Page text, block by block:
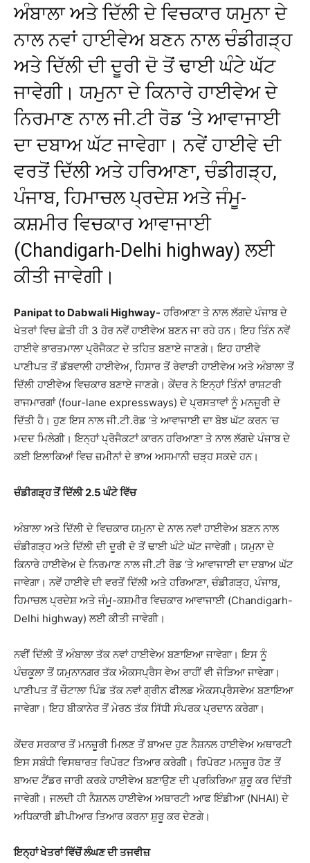
ਅੰਬਾਲਾ ਅਤੇ ਦਿੱਲੀ ਦੇ ਵਿਚਕਾਰ ਯਮੁਨਾ ਦੇ
ਨਾਲ ਨਵਾਂ ਹਾਈਵੇਅ ਬਣਨ ਨਾਲ ਚੰਡੀਗੜ੍ਹ
ਅਤੇ ਦਿੱਲੀ ਦੀ ਦੂਰੀ ਦੋ ਤੋਂ ਢਾਈ ਘੰਟੇ ਘੱਟ
ਜਾਵੇਗੀ। ਯਮੁਨਾ ਦੇ ਕਿਨਾਰੇ ਹਾਈਵੇਅ ਦੇ
ਨਿਰਮਾਣ ਨਾਲ ਜੀ.ਟੀ ਰੋਡ ‘ਤੇ ਆਵਾਜਾਈ
ਦਾ ਦਬਾਅ ਘੱਟ ਜਾਵੇਗਾ। ਨਵੇਂ ਹਾਈਵੇ ਦੀ
ਵਰਤੋਂ ਦਿੱਲੀ ਅਤੇ ਹਰਿਆਣਾ, ਚੰਡੀਗੜ੍ਹ,
ਪੰਜਾਬ, ਹਿਮਾਚਲ ਪ੍ਰਦੇਸ਼ ਅਤੇ ਜੰਮੂ-
ਕਸ਼ਮੀਰ ਵਿਚਕਾਰ ਆਵਾਜਾਈ
(Chandigarh-Delhi highway) ਲਈ
ਕੀਤੀ ਜਾਵੇਗੀ।
Panipat to Dabwali Highway- ਹਰਿਆਣਾ ਤੇ ਨਾਲ ਲੱਗਦੇ ਪੰਜਾਬ ਦੇ
ਖੇਤਰਾਂ ਵਿਚ ਛੇਤੀ ਹੀ 3 ਹੋਰ ਨਵੇਂ ਹਾਈਵੇਅ ਬਣਨ ਜਾ ਰਹੇ ਹਨ। ਇਹ ਤਿੰਨ ਨਵੇਂ
ਹਾਈਵੇ ਭਾਰਤਮਾਲਾ ਪ੍ਰੋਜੈਕਟ ਦੇ ਤਹਿਤ ਬਣਾਏ ਜਾਣਗੇ। ਇਹ ਹਾਈਵੇ
ਪਾਣੀਪਤ ਤੋਂ ਡੱਬਵਾਲੀ ਹਾਈਵੇਅ, ਹਿਸਾਰ ਤੋਂ ਰੇਵਾੜੀ ਹਾਈਵੇਅ ਅਤੇ ਅੰਬਾਲਾ ਤੋਂ
ਦਿੱਲੀ ਹਾਈਵੇਅ ਵਿਚਕਾਰ ਬਣਾਏ ਜਾਣਗੇ। ਕੇਂਦਰ ਨੇ ਇਨ੍ਹਾਂ ਤਿੰਨਾਂ ਰਾਸ਼ਟਰੀ
ਰਾਜਮਾਰਗਾਂ (four-lane expressways) ਦੇ ਪ੍ਰਸਤਾਵਾਂ ਨੂੰ ਮਨਜ਼ੂਰੀ ਦੇ
ਦਿੱਤੀ ਹੈ। ਹੁਣ ਇਸ ਨਾਲ ਜੀ.ਟੀ.ਰੋਡ ‘ਤੇ ਆਵਾਜਾਈ ਦਾ ਬੋਝ ਘੱਟ ਕਰਨ ‘ਚ
ਮਦਦ ਮਿਲੇਗੀ। ਇਨ੍ਹਾਂ ਪ੍ਰੋਜੈਕਟਾਂ ਕਾਰਨ ਹਰਿਆਣਾ ਤੇ ਨਾਲ ਲੱਗਦੇ ਪੰਜਾਬ ਦੇ
ਕਈ ਇਲਾਕਿਆਂ ਵਿਚ ਜ਼ਮੀਨਾਂ ਦੇ ਭਾਅ ਅਸਮਾਨੀ ਚੜ੍ਹ ਸਕਦੇ ਹਨ।
ਚੰਡੀਗੜ੍ਹ ਤੋਂ ਦਿੱਲੀ 2.5 ਘੰਟੇ ਵਿੱਚ
ਅੰਬਾਲਾ ਅਤੇ ਦਿੱਲੀ ਦੇ ਵਿਚਕਾਰ ਯਮੁਨਾ ਦੇ ਨਾਲ ਨਵਾਂ ਹਾਈਵੇਅ ਬਣਨ ਨਾਲ
ਚੰਡੀਗੜ੍ਹ ਅਤੇ ਦਿੱਲੀ ਦੀ ਦੂਰੀ ਦੋ ਤੋਂ ਢਾਈ ਘੰਟੇ ਘੱਟ ਜਾਵੇਗੀ। ਯਮੁਨਾ ਦੇ
ਕਿਨਾਰੇ ਹਾਈਵੇਅ ਦੇ ਨਿਰਮਾਣ ਨਾਲ ਜੀ.ਟੀ ਰੋਡ ‘ਤੇ ਆਵਾਜਾਈ ਦਾ ਦਬਾਅ ਘੱਟ
ਜਾਵੇਗਾ। ਨਵੇਂ ਹਾਈਵੇ ਦੀ ਵਰਤੋਂ ਦਿੱਲੀ ਅਤੇ ਹਰਿਆਣਾ, ਚੰਡੀਗੜ੍ਹ, ਪੰਜਾਬ,
ਹਿਮਾਚਲ ਪ੍ਰਦੇਸ਼ ਅਤੇ ਜੰਮੂ-ਕਸ਼ਮੀਰ ਵਿਚਕਾਰ ਆਵਾਜਾਈ (Chandigarh-
Delhi highway) ਲਈ ਕੀਤੀ ਜਾਵੇਗੀ।
ਨਵੀਂ ਦਿੱਲੀ ਤੋਂ ਅੰਬਾਲਾ ਤੱਕ ਨਵਾਂ ਹਾਈਵੇਅ ਬਣਾਇਆ ਜਾਵੇਗਾ। ਇਸ ਨੂੰ
ਪੰਚਕੂਲਾ ਤੋਂ ਯਮੁਨਾਨਗਰ ਤੱਕ ਐਕਸਪ੍ਰੈਸ ਵੇਅ ਰਾਹੀਂ ਵੀ ਜੋੜਿਆ ਜਾਵੇਗਾ।
ਪਾਣੀਪਤ ਤੋਂ ਚੌਟਾਲਾ ਪਿੰਡ ਤੱਕ ਨਵਾਂ ਗ੍ਰੀਨ ਫੀਲਡ ਐਕਸਪ੍ਰੈਸਵੇਅ ਬਣਾਇਆ
ਜਾਵੇਗਾ। ਇਹ ਬੀਕਾਨੇਰ ਤੋਂ ਮੇਰਠ ਤੱਕ ਸਿੱਧੀ ਸੰਪਰਕ ਪ੍ਰਦਾਨ ਕਰੇਗਾ।
ਕੇਂਦਰ ਸਰਕਾਰ ਤੋਂ ਮਨਜ਼ੂਰੀ ਮਿਲਣ ਤੋਂ ਬਾਅਦ ਹੁਣ ਨੈਸ਼ਨਲ ਹਾਈਵੇਅ ਅਥਾਰਟੀ
ਇਸ ਸਬੰਧੀ ਵਿਸਥਾਰਤ ਰਿਪੋਰਟ ਤਿਆਰ ਕਰੇਗੀ। ਰਿਪੋਰਟ ਮਨਜ਼ੂਰ ਹੋਣ ਤੋਂ
ਬਾਅਦ ਟੈਂਡਰ ਜਾਰੀ ਕਰਕੇ ਹਾਈਵੇਅ ਬਣਾਉਣ ਦੀ ਪ੍ਰਕਿਰਿਆ ਸ਼ੁਰੂ ਕਰ ਦਿੱਤੀ
ਜਾਵੇਗੀ। ਜਲਦੀ ਹੀ ਨੈਸ਼ਨਲ ਹਾਈਵੇਅ ਅਥਾਰਟੀ ਆਫ ਇੰਡੀਆ (NHAI) ਦੇ
ਅਧਿਕਾਰੀ ਡੀਪੀਆਰ ਤਿਆਰ ਕਰਨਾ ਸ਼ੁਰੂ ਕਰ ਦੇਣਗੇ।
ਇਨ੍ਹਾਂ ਖੇਤਰਾਂ ਵਿੱਚੋਂ ਲੰਘਣ ਦੀ ਤਜਵੀਜ਼